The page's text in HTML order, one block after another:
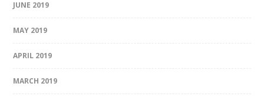
JUNE 2019
MAY 2019
APRIL 2019
MARCH 2019